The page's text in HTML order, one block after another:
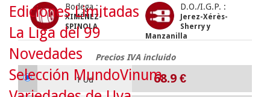
Bodega :
XIMÉNEZ-
SPINOLA
D.O./I.G.P. :
Jerez-Xérès-
Sherry y
Manzanilla
Precios IVA incluido
1 Ud 68.9 €
Ediciones Limitadas
La Liga del 99
Novedades
Selección MundoVinum